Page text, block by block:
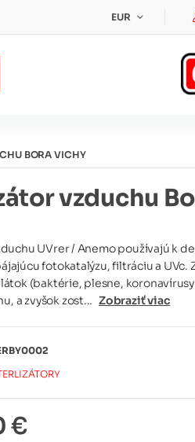
EUR
BORA VICHY
vzduchu
UVrer / Anemo používajú k
fotokatalýzu, filtráciu a UVc.
(baktérie, plesne,
a zvyšok zost... Zobraziť viac
€